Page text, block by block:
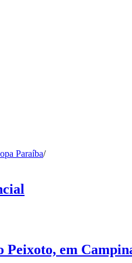
Paraíba/
em